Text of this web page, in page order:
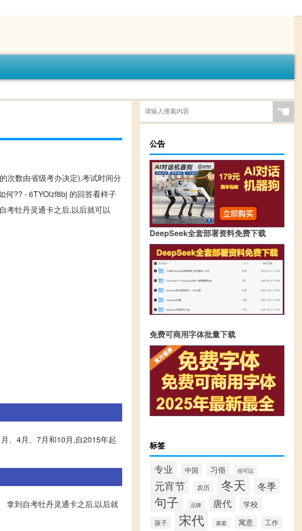
次数由省级考办决定),考试时间分
何?? - 6TYOlzf8bj 的回答看样子
考牡丹灵通卡之后,以后就可以
、4月、7月和10月,自2015年起
拿到自考牡丹灵通卡之后,以后就
☚
公告
DeepSeek全套部署资料免费下载
免费可商用字体批量下载
标签
专业 中国 习俗 你可以
元宵节 农历 冬天 冬季
句子 品牌 唐代 学校
孩子 宋代 家庭 寓意 工作